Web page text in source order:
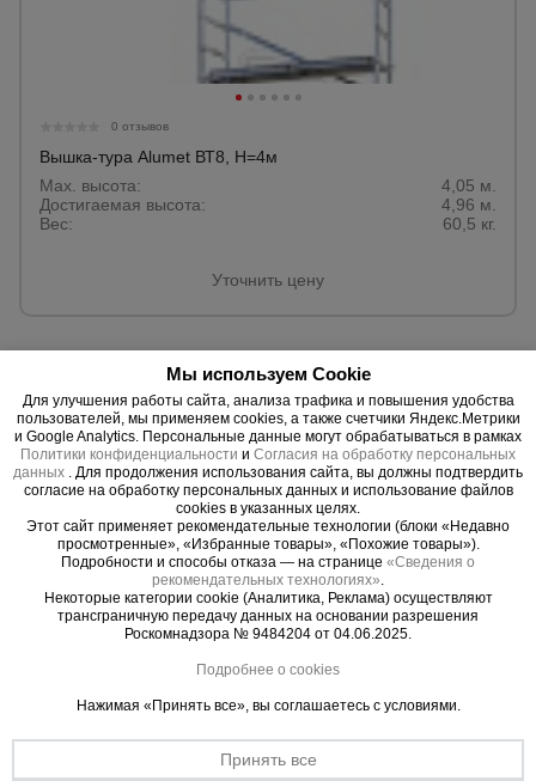
0 отзывов
Вышка-тура Alumet ВТ8, Н=4м
Max. высота:
4,05 м.
Достигаемая высота:
4,96 м.
Вес:
60,5 кг.
Уточнить цену
Вышка тура строительная алюминиевая
передвижная
Как применять Вышка тура строительную алюминиевую
передвижную:
Вышка-тура алюминиевая передвижная
имеет существенные отличия от обычных стремянок и
лестниц. Благодаря небольшому весу и устойчивости
сформировались качественные потребительские
• Ускорение процесса проведения работ на высоте.
Платформа вышки располагается рядом с горизонтальными
осуществляется только один работник без посторонней
помощи;
площадках. Фиксирующее устройство, обеспечивающее
блокировку колес и дополнительные распорки, гарантируют
для работы с
арматурой
для бетонных
работ
для
склада
Тачки
строительные
и садовые
Лестницы
и
стремянки
Штукатурные
комплекты
аппараты
Мы используем Cookie
Для улучшения работы сайта, анализа трафика и повышения удобства
пользователей, мы применяем cookies, а также счетчики Яндекс.Метрики
и Google Analytics. Персональные данные могут обрабатываться в рамках
Политики конфиденциальности и Согласия на обработку персональных
данных
. Для продолжения использования сайта, вы должны подтвердить
согласие на обработку персональных данных и использование файлов
cookies в указанных целях.
Этот сайт применяет рекомендательные технологии (блоки «Недавно
просмотренные», «Избранные товары», «Похожие товары»).
Подробности и способы отказа — на странице «Сведения о
рекомендательных технологиях»
Некоторые категории cookie (Аналитика, Реклама) осуществляют
трансграничную передачу данных на основании разрешения
Роскомнадзора № 9484204 от 04.06.2025.
Подробнее о cookies
Нажимая «Принять все», вы соглашаетесь с условиями.
Принять все